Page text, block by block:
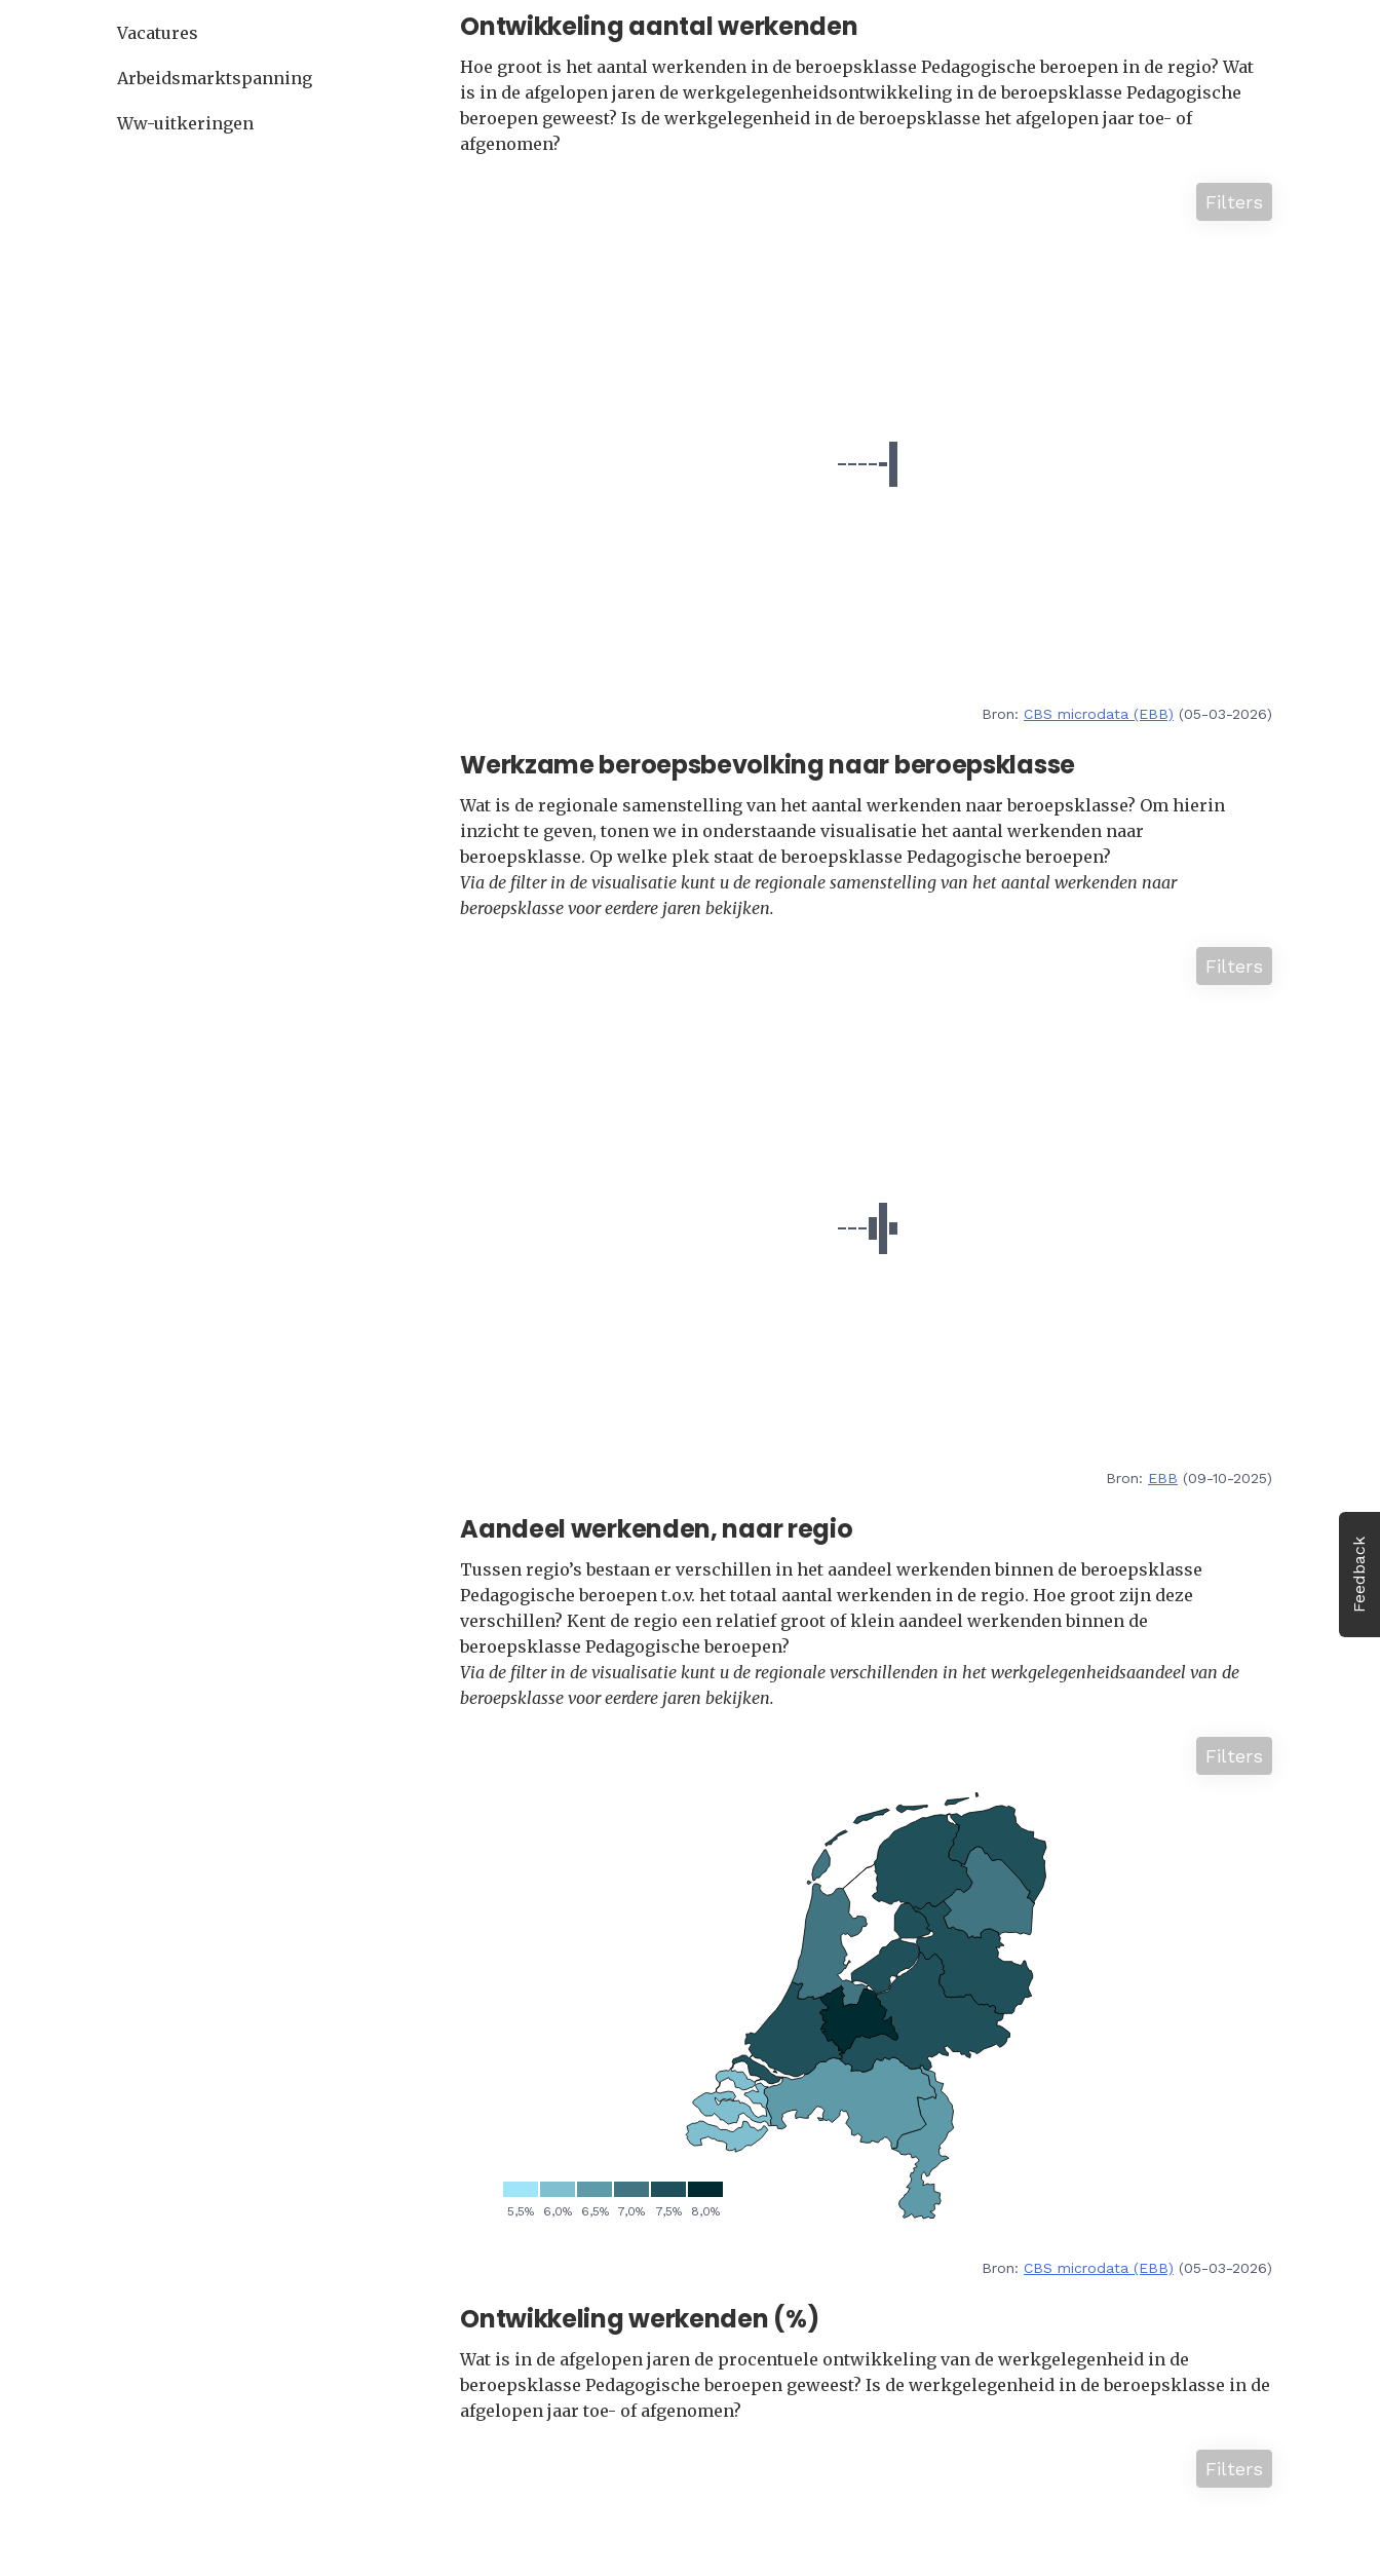
Feedback
Vacatures
Arbeidsmarktspanning
Ww-uitkeringen
Ontwikkeling aantal werkenden
Hoe groot is het aantal werkenden in de beroepsklasse Pedagogische beroepen in de regio? Wat
is in de afgelopen jaren de werkgelegenheidsontwikkeling in de beroepsklasse Pedagogische
beroepen geweest? Is de werkgelegenheid in de beroepsklasse het afgelopen jaar toe- of
afgenomen?
Filters
Bron: CBS microdata (EBB) (05-03-2026)
Werkzame beroepsbevolking naar beroepsklasse
Wat is de regionale samenstelling van het aantal werkenden naar beroepsklasse? Om hierin
inzicht te geven, tonen we in onderstaande visualisatie het aantal werkenden naar
beroepsklasse. Op welke plek staat de beroepsklasse Pedagogische beroepen?
Via de filter in de visualisatie kunt u de regionale samenstelling van het aantal werkenden naar
beroepsklasse voor eerdere jaren bekijken.
Filters
Bron: EBB (09-10-2025)
Aandeel werkenden, naar regio
Tussen regio’s bestaan er verschillen in het aandeel werkenden binnen de beroepsklasse
Pedagogische beroepen t.o.v. het totaal aantal werkenden in de regio. Hoe groot zijn deze
verschillen? Kent de regio een relatief groot of klein aandeel werkenden binnen de
beroepsklasse Pedagogische beroepen?
Via de filter in de visualisatie kunt u de regionale verschillenden in het werkgelegenheidsaandeel van de
beroepsklasse voor eerdere jaren bekijken.
Filters
Bron: CBS microdata (EBB) (05-03-2026)
Ontwikkeling werkenden (%)
Wat is in de afgelopen jaren de procentuele ontwikkeling van de werkgelegenheid in de
beroepsklasse Pedagogische beroepen geweest? Is de werkgelegenheid in de beroepsklasse in de
afgelopen jaar toe- of afgenomen?
Filters